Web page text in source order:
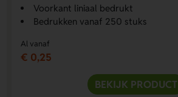
Voorkant liniaal bedrukt
Bedrukken vanaf 250 stuks
Al vanaf
€ 0,25
BEKIJK PRODUCT